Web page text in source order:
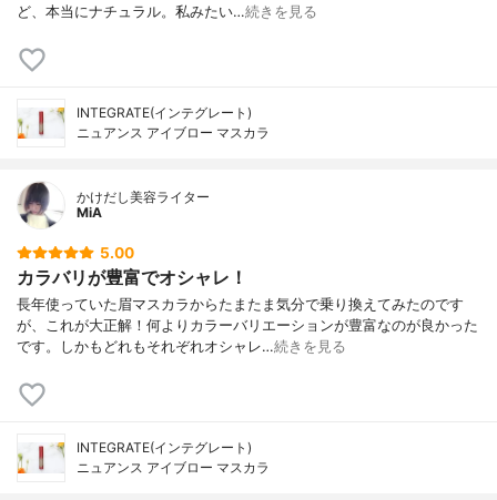
ど、本当にナチュラル。私みたい…続きを見る
INTEGRATE(インテグレート)
ニュアンス アイブロー マスカラ
かけだし美容ライター
MiA
5.00
カラバリが豊富でオシャレ！
長年使っていた眉マスカラからたまたま気分で乗り換えてみたのです
が、これが大正解！何よりカラーバリエーションが豊富なのが良かった
です。しかもどれもそれぞれオシャレ…続きを見る
INTEGRATE(インテグレート)
ニュアンス アイブロー マスカラ